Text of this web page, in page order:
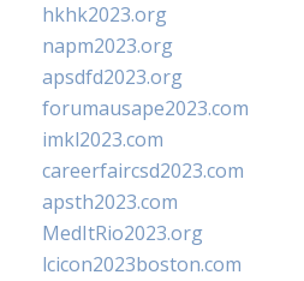
hkhk2023.org
napm2023.org
apsdfd2023.org
forumausape2023.com
imkl2023.com
careerfaircsd2023.com
apsth2023.com
MedItRio2023.org
lcicon2023boston.com